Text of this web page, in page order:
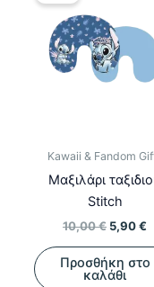
Kawaii & Fandom
Μαξιλάρι
Stitch
10,00€ Original
10,00 €.
5,90€
Προσθήκη στο
καλάθι